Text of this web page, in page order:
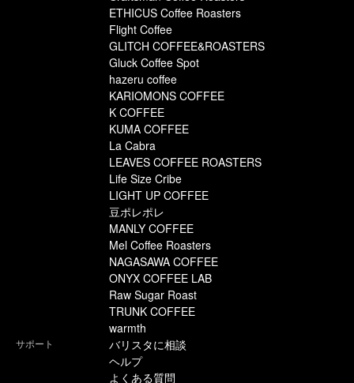
ETHICUS Coffee Roasters
Flight Coffee
GLITCH COFFEE&ROASTERS
Gluck Coffee Spot
hazeru coffee
KARIOMONS COFFEE
K COFFEE
KUMA COFFEE
La Cabra
LEAVES COFFEE ROASTERS
Life Size Cribe
LIGHT UP COFFEE
豆ポレポレ
MANLY COFFEE
Mel Coffee Roasters
NAGASAWA COFFEE
ONYX COFFEE LAB
Raw Sugar Roast
TRUNK COFFEE
warmth
サポート
バリスタに相談
ヘルプ
よくある質問